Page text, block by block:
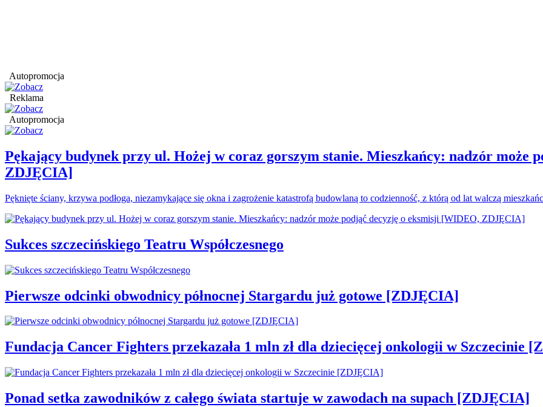
Autopromocja
Reklama
Autopromocja
Pękający budynek przy ul. Hożej w coraz gorszym stanie. Mieszkańcy: nadzór może
ZDJĘCIA]
Pęknięte ściany, krzywa podłoga, niezamykające się okna i zagrożenie katastrofą budowlaną to codzienność, z którą od lat walczą
Sukces szczecińskiego Teatru Współczesnego
Pierwsze odcinki obwodnicy północnej Stargardu już gotowe [ZDJĘCIA]
Fundacja Cancer Fighters przekazała 1 mln zł dla dziecięcej onkologii w Szczecinie
Ponad setka zawodników z całego świata startuje w zawodach na supach [ZDJĘCIA]